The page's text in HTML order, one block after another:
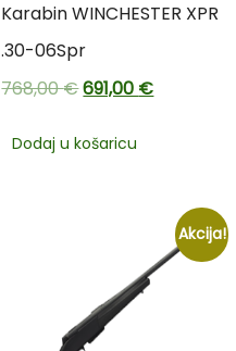
Karabin WINCHESTER XPR
.30-06Spr
768,00€691,00 €
Dodaj u košaricu
Akcija!